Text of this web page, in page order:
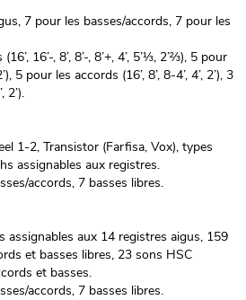
7 pour les basses/accords, 7 pour les
16’-, 8’, 8’-, 8’+, 4’, 5’⅓, 2’⅔), 5 pour
5 pour les accords (16’, 8’, 8-4’, 4’, 2’), 3
2’).
1-2, Transistor (Farfisa, Vox), types
assignables aux registres.
accords, 7 basses libres.
assignables aux 14 registres aigus, 159
et basses libres, 23 sons HSC
et basses.
accords, 7 basses libres.